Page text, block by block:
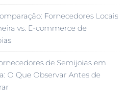
Fornecedores Locais
vs. E-commerce de
de Semijoias em
O Que Observar Antes de